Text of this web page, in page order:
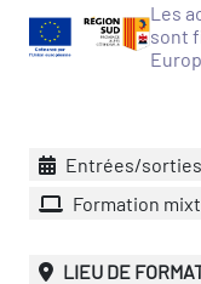
des
de construction)
des
construction)
Les
sont
Entrées/
Formation
LIEU DE